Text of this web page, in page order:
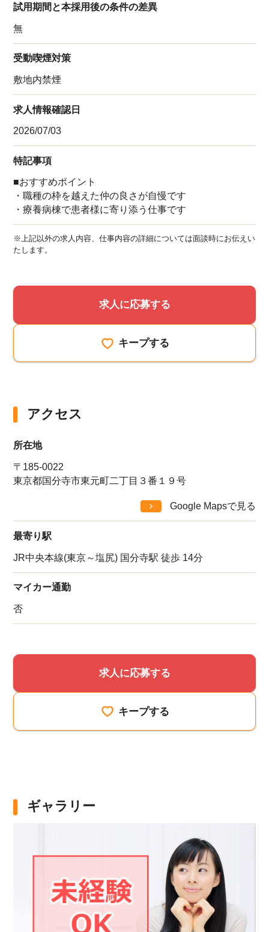
試用期間と本採用後の条件の差異
無
受動喫煙対策
敷地内禁煙
求人情報確認日
2026/07/03
特記事項
■おすすめポイント
・職種の枠を越えた仲の良さが自慢です
・療養病棟で患者様に寄り添う仕事です
※上記以外の求人内容、仕事内容の詳細については面談時にお伝えい
たします。
求人に応募する
キープする
アクセス
所在地
〒185-0022
東京都国分寺市東元町二丁目３番１９号
Google Mapsで見る
最寄り駅
JR中央本線(東京～塩尻) 国分寺駅 徒歩 14分
マイカー通勤
否
求人に応募する
キープする
ギャラリー